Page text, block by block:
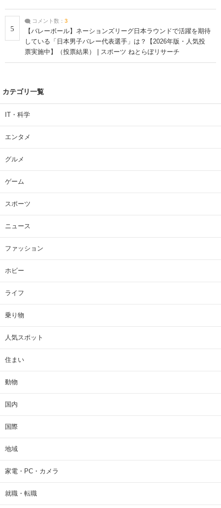
5
コメント数： 3
【バレーボール】ネーションズリーグ日本ラウンドで活躍を期待
している「日本男子バレー代表選手」は？【2026年版・人気投
票実施中】（投票結果） | スポーツ ねとらぼリサーチ
カテゴリ一覧
IT・科学
エンタメ
グルメ
ゲーム
スポーツ
ニュース
ファッション
ホビー
ライフ
乗り物
人気スポット
住まい
動物
国内
国際
地域
家電・PC・カメラ
就職・転職